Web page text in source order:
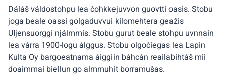
Dáláš váldostohpu lea čohkkejuvvon guovtti oasis. Stobu
joga beale oassi golgaduvvui kilomehtera geažis
UIjensuorggi njálmmis. Stobu gurut beale stohpu uvnnain
lea várra 1900-logu álggus. Stobu olgočiegas lea Lapin
Kulta Oy bargoeatnama áiggiin báhcán reailabihtáš mii
doaimmai biellun go almmuhit borramušas.